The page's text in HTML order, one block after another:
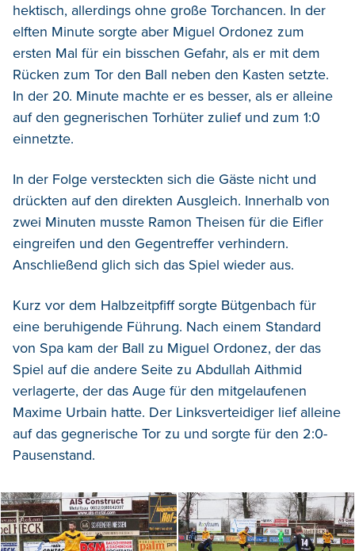
hektisch, allerdings ohne große Torchancen. In der
elften Minute sorgte aber Miguel Ordonez zum
ersten Mal für ein bisschen Gefahr, als er mit dem
Rücken zum Tor den Ball neben den Kasten setzte.
In der 20. Minute machte er es besser, als er alleine
auf den gegnerischen Torhüter zulief und zum 1:0
einnetzte.
In der Folge versteckten sich die Gäste nicht und
drückten auf den direkten Ausgleich. Innerhalb von
zwei Minuten musste Ramon Theisen für die Eifler
eingreifen und den Gegentreffer verhindern.
Anschließend glich sich das Spiel wieder aus.
Kurz vor dem Halbzeitpfiff sorgte Bütgenbach für
eine beruhigende Führung. Nach einem Standard
von Spa kam der Ball zu Miguel Ordonez, der das
Spiel auf die andere Seite zu Abdullah Aithmid
verlagerte, der das Auge für den mitgelaufenen
Maxime Urbain hatte. Der Linksverteidiger lief alleine
auf das gegnerische Tor zu und sorgte für den 2:0-
Pausenstand.